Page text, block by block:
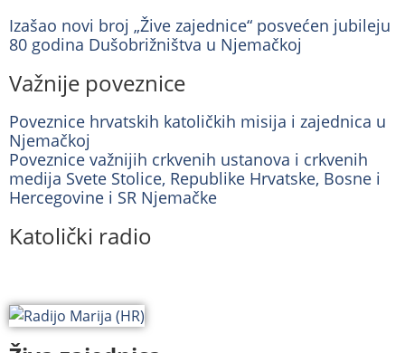
Izašao novi broj „Žive zajednice“ posvećen jubileju
80 godina Dušobrižništva u Njemačkoj
Važnije poveznice
Poveznice hrvatskih katoličkih misija i zajednica u
Njemačkoj
Poveznice važnijih crkvenih ustanova i crkvenih
medija Svete Stolice, Republike Hrvatske, Bosne i
Hercegovine i SR Njemačke
Katolički radio